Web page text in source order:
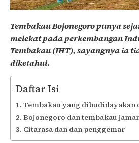
Tembakau Bojonegoro punya
melekat pada perkembangan
Tembakau (IHT), sayangnya ia
diketahui.
Daftar Isi
Tembakau yang dibudidayakan
Bojonegoro dan tembakau
Citarasa dan dan penggemar